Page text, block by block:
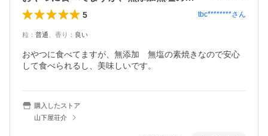
5 tbc********さん
粒 ： 普通 香り ： 良い
おやつに食べてますが、無添加　無塩の素焼きなので安心
して食べられるし、美味しいです。
購入したストア
山下屋荘介